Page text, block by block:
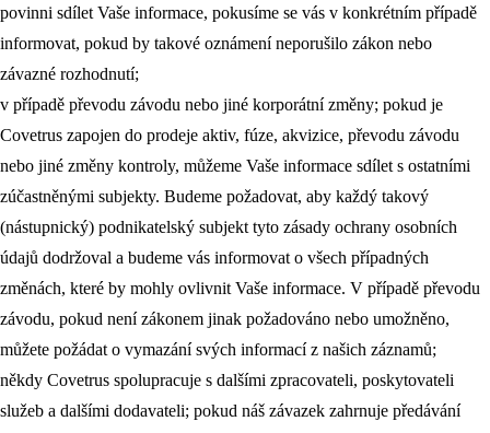
povinni sdílet Vaše informace, pokusíme se vás v konkrétním případě
informovat, pokud by takové oznámení neporušilo zákon nebo
závazné rozhodnutí;
v případě převodu závodu nebo jiné korporátní změny; pokud je
Covetrus zapojen do prodeje aktiv, fúze, akvizice, převodu závodu
nebo jiné změny kontroly, můžeme Vaše informace sdílet s ostatními
zúčastněnými subjekty. Budeme požadovat, aby každý takový
(nástupnický) podnikatelský subjekt tyto zásady ochrany osobních
údajů dodržoval a budeme vás informovat o všech případných
změnách, které by mohly ovlivnit Vaše informace. V případě převodu
závodu, pokud není zákonem jinak požadováno nebo umožněno,
můžete požádat o vymazání svých informací z našich záznamů;
někdy Covetrus spolupracuje s dalšími zpracovateli, poskytovateli
služeb a dalšími dodavateli; pokud náš závazek zahrnuje předávání